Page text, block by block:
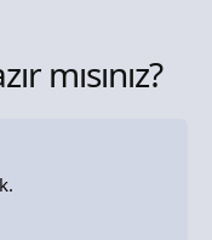
mısınız?